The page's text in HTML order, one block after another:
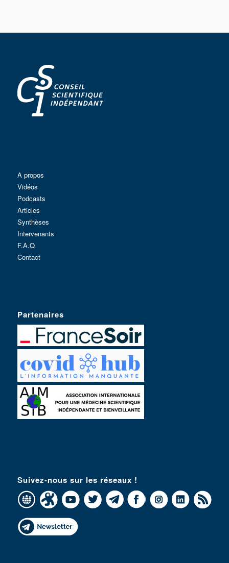
A propos
Vidéos
Podcasts
Articles
Synthèses
Intervenants
F.A.Q
Contact
Partenaires
Suivez-nous sur les réseaux !